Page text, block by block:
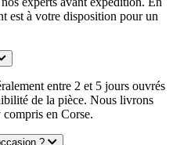
est à votre disposition pour un
entre 2 et 5 jours ouvrés
de la pièce. Nous livrons
en Corse.
?